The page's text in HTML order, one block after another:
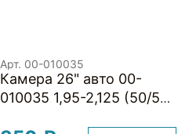
Арт. 00-010035
Камера 26" авто 00-
010035 1,95-2,125 (50/54-